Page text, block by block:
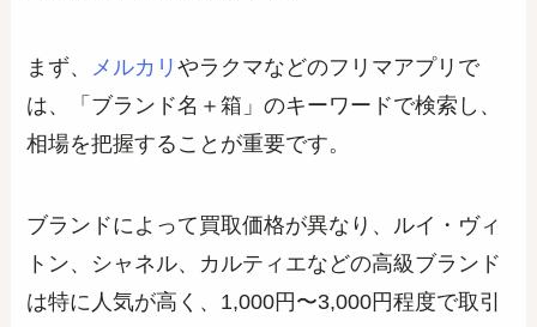
まず、 メルカリやラクマなどのフリマアプリで
は、「ブランド名＋箱」のキーワードで検索し、
相場を把握することが重要です。
ブランドによって買取価格が異なり、ルイ・ヴィ
トン、シャネル、カルティエなどの高級ブランド
は特に人気が高く、1,000円〜3,000円程度で取引